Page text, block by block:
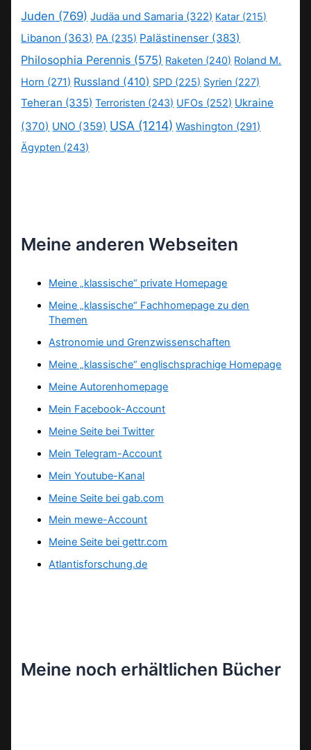
Juden (769) Judäa und Samaria (322) Katar (215)
Libanon (363) PA (235) Palästinenser (383)
Philosophia Perennis (575) Raketen (240) Roland M.
Horn (271) Russland (410) SPD (225) Syrien (227)
Teheran (335) Terroristen (243) UFOs (252) Ukraine
(370) UNO (359) USA (1214) Washington (291)
Ägypten (243)
Meine anderen Webseiten
Meine „klassische“ private Homepage
Meine „klassische“ Fachhomepage zu den
Themen
Astronomie und Grenzwissenschaften
Meine „klassische“ englischsprachige Homepage
Meine Autorenhomepage
Mein Facebook-Account
Meine Seite bei Twitter
Mein Telegram-Account
Mein Youtube-Kanal
Meine Seite bei gab.com
Mein mewe-Account
Meine Seite bei gettr.com
Atlantisforschung.de
Meine noch erhältlichen Bücher